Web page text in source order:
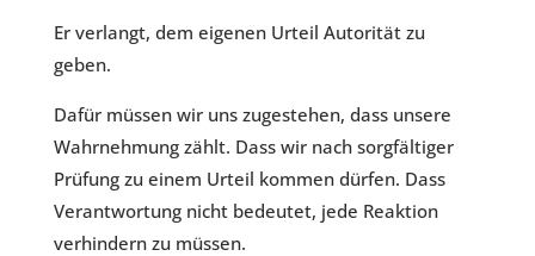
Er verlangt, dem eigenen Urteil Autorität zu
geben.
Dafür müssen wir uns zugestehen, dass unsere
Wahrnehmung zählt. Dass wir nach sorgfältiger
Prüfung zu einem Urteil kommen dürfen. Dass
Verantwortung nicht bedeutet, jede Reaktion
verhindern zu müssen.